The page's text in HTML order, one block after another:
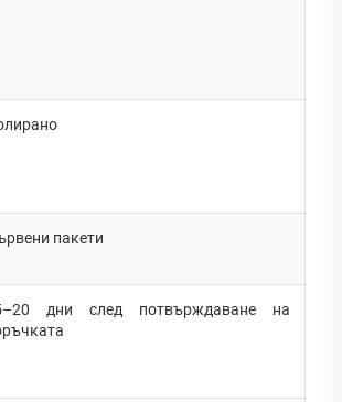
пакети
дни след потвърждаване на